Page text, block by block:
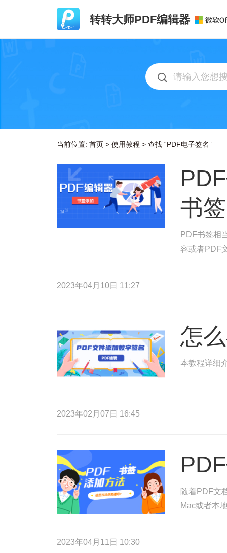
转转大师PDF编辑器
当前位置: 首页 > 使用教程 > 查找 “PDF电子签名”
书
PDF书签相
容或者PDF
2023年04月10日 11:27
怎
本教程详细
2023年02月07日 16:45
随着PDF文
Mac或者本
2023年04月11日 10:30